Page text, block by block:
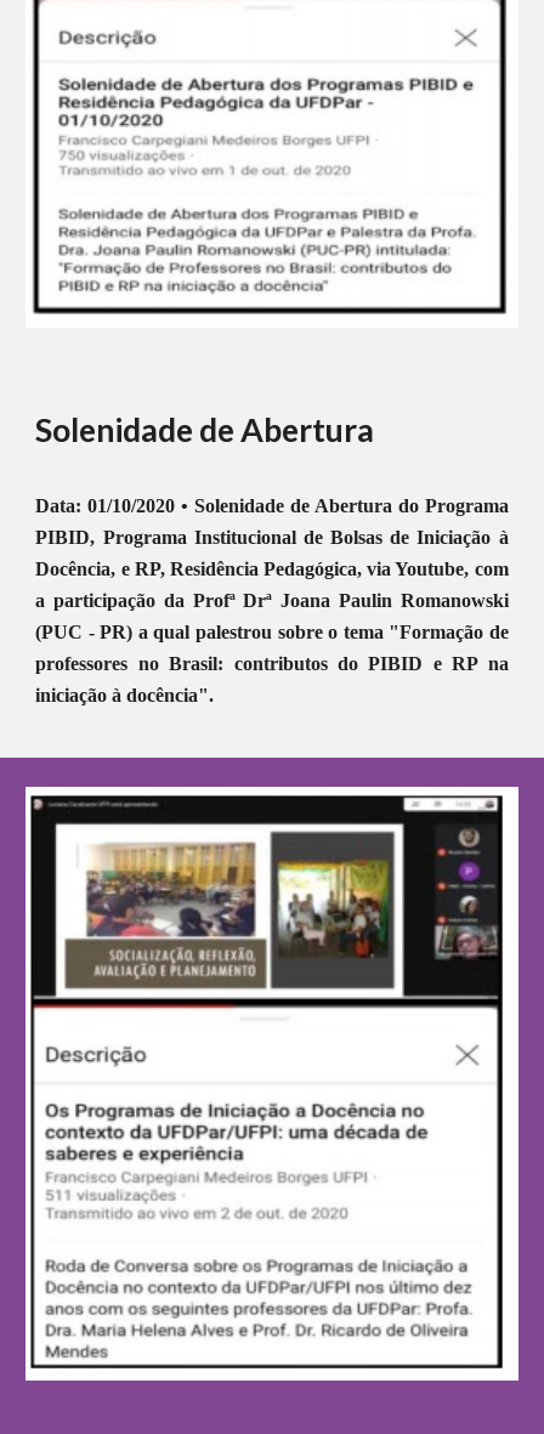
Solenidade de Abertura
Data: 01/10/2020 • Solenidade de Abertura do Programa
PIBID, Programa Institucional de Bolsas de Iniciação à
Docência, e RP, Residência Pedagógica, via Youtube, com
a participação da Profª Drª Joana Paulin Romanowski
(PUC - PR) a qual palestrou sobre o tema "Formação de
professores no Brasil: contributos do PIBID e RP na
iniciação à docência".